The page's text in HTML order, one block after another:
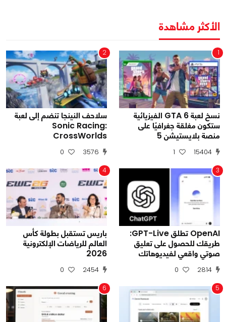
الأكثر مشاهدة
1
نسخ لعبة GTA 6 الفيزيائية
ستكون مغلقة جغرافيًا على
منصة بلايستيشن 5
15404
1
2
سلاحف النينجا تنضم إلى لعبة
Sonic Racing:
CrossWorlds
3576
0
3
OpenAI تطلق GPT-Live:
طريقك للحصول على تعليق
صوتي واقعي لفيديوهاتك
2814
0
4
باريس تستقبل بطولة كأس
العالم للرياضات الإلكترونية
2026
2454
0
5
6